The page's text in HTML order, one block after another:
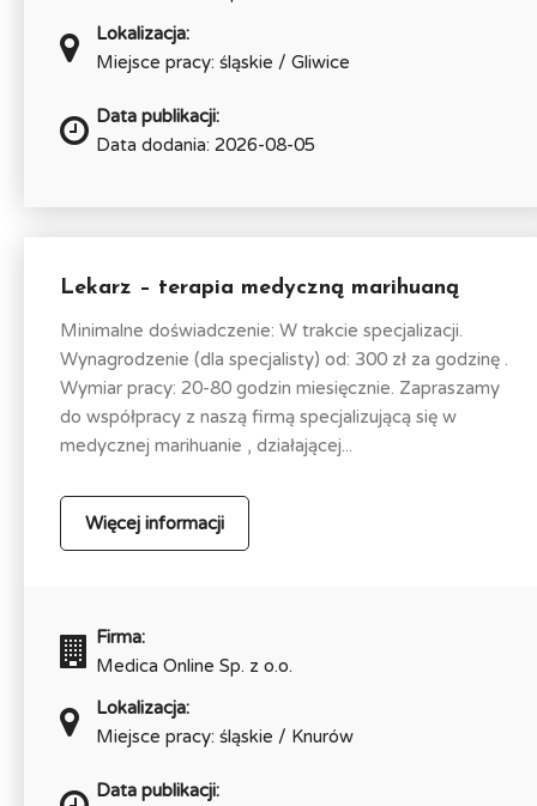
Lokalizacja:
Miejsce pracy: śląskie / Gliwice
Data publikacji:
Data dodania: 2026-08-05
Lekarz – terapia medyczną marihuaną
Minimalne doświadczenie: W trakcie specjalizacji.
Wynagrodzenie (dla specjalisty) od: 300 zł za godzinę .
Wymiar pracy: 20-80 godzin miesięcznie. Zapraszamy
do współpracy z naszą firmą specjalizującą się w
medycznej marihuanie , działającej...
Więcej informacji
Firma:
Medica Online Sp. z o.o.
Lokalizacja:
Miejsce pracy: śląskie / Knurów
Data publikacji: